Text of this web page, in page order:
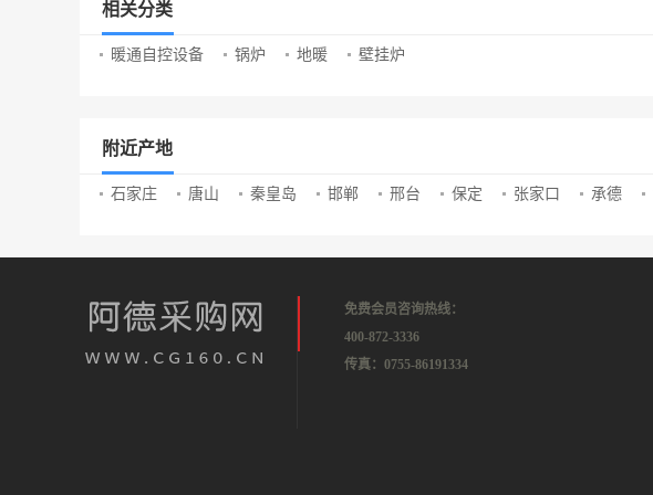
相关分类
暖通自控设备 锅炉 地暖 壁挂炉
附近产地
石家庄 唐山 秦皇岛 邯郸 邢台 保定 张家口 承德
免费会员咨询热线：
400-872-3336
传真：0755-86191334